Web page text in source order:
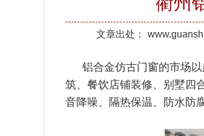
文章出处：
铝合金仿古门窗的市场
筑、餐饮店铺装修、别墅 四
音降噪、隔热保温、防水防